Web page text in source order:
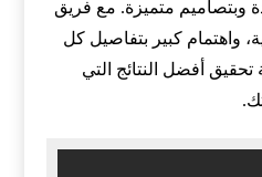
وبتصاميم متميزة. مع فريق
واهتمام كبير بتفاصيل كل
أفضل النتائج التي